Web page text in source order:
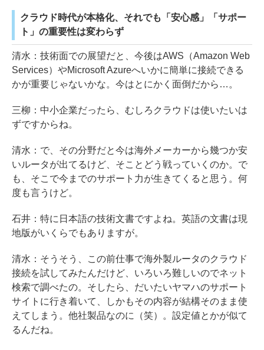
クラウド時代が本格化、それでも「安心感」「サポー
ト」の重要性は変わらず
清水：技術面での展望だと、今後はAWS（Amazon Web
Services）やMicrosoft Azureへいかに簡単に接続できる
かが重要じゃないかな。今はとにかく面倒だから…。
三柳：中小企業だったら、むしろクラウドは使いたいは
ずですからね。
清水：で、その分野だと今は海外メーカーから幾つか安
いルータが出てるけど、そことどう戦っていくのか。で
も、そこで今までのサポート力が生きてくると思う。何
度も言うけど。
石井：特に日本語の技術文書ですよね。英語の文書は現
地版がいくらでもありますが。
清水：そうそう、この前仕事で海外製ルータのクラウド
接続を試してみたんだけど、いろいろ難しいのでネット
検索で調べたの。そしたら、だいたいヤマハのサポート
サイトに行き着いて、しかもその内容が結構そのまま使
えてしまう。他社製品なのに（笑）。設定値とかが似て
るんだね。